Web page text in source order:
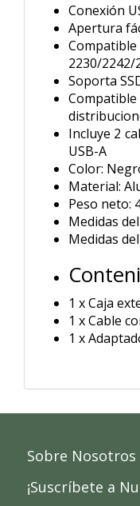
Conexión
Apertura
2230/2242/
Soporta
Incluye 2
USB-A
Color:
Material:
Peso neto:
Medidas
Medidas
1 x Caja
1 x Cable
1 x
Sobre Nosotros
¡Suscríbete a